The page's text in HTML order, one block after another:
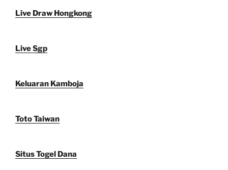
Live Draw Hongkong
Live Sgp
Keluaran Kamboja
Toto Taiwan
Situs Togel Dana